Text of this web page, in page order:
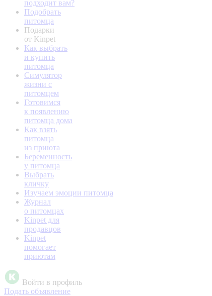
подходит вам?
Подобрать
питомца
Подарки
от Kinpet
Как выбрать
и купить
питомца
Симулятор
жизни с
питомцем
Готовимся
к появлению
питомца дома
Как взять
питомца
из приюта
Беременность
у питомца
Выбрать
кличку
Изучаем эмоции питомца
Журнал
о питомцах
Kinpet для
продавцов
Kinpet
помогает
приютам
Войти в профиль
Подать объявление